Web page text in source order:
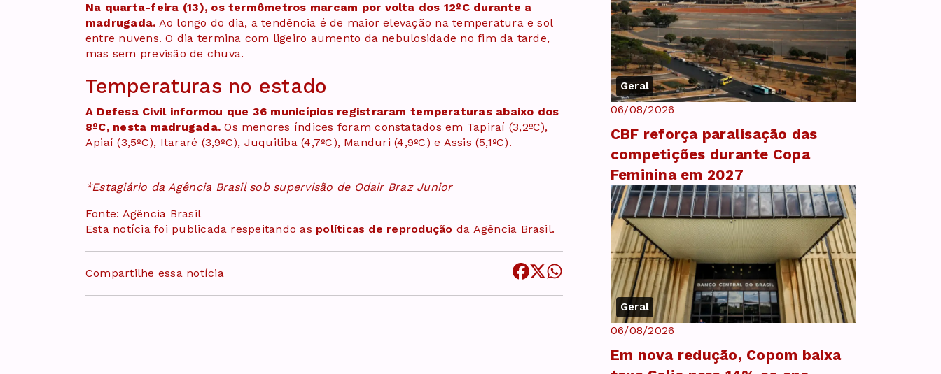
Na quarta-feira (13), os termômetros marcam por volta dos 12ºC durante a
madrugada. Ao longo do dia, a tendência é de maior elevação na temperatura e sol
entre nuvens. O dia termina com ligeiro aumento da nebulosidade no fim da tarde,
mas sem previsão de chuva.
Temperaturas no estado
A Defesa Civil informou que 36 municípios registraram temperaturas abaixo dos
8ºC, nesta madrugada.Os menores índices foram constatados em Tapiraí (3,2ºC),
Apiaí (3,5ºC), Itararé (3,9ºC), Juquitiba (4,7ºC), Manduri (4,9ºC) e Assis (5,1ºC).
*Estagiário da Agência Brasil sob supervisão de Odair Braz Junior
Fonte: Agência Brasil
Esta notícia foi publicada respeitando as políticas de reprodução da Agência Brasil.
Compartilhe essa notícia
Geral
06/08/2026
CBF reforça paralisação das
competições durante Copa
Feminina em 2027
Geral
06/08/2026
Em nova redução, Copom baixa